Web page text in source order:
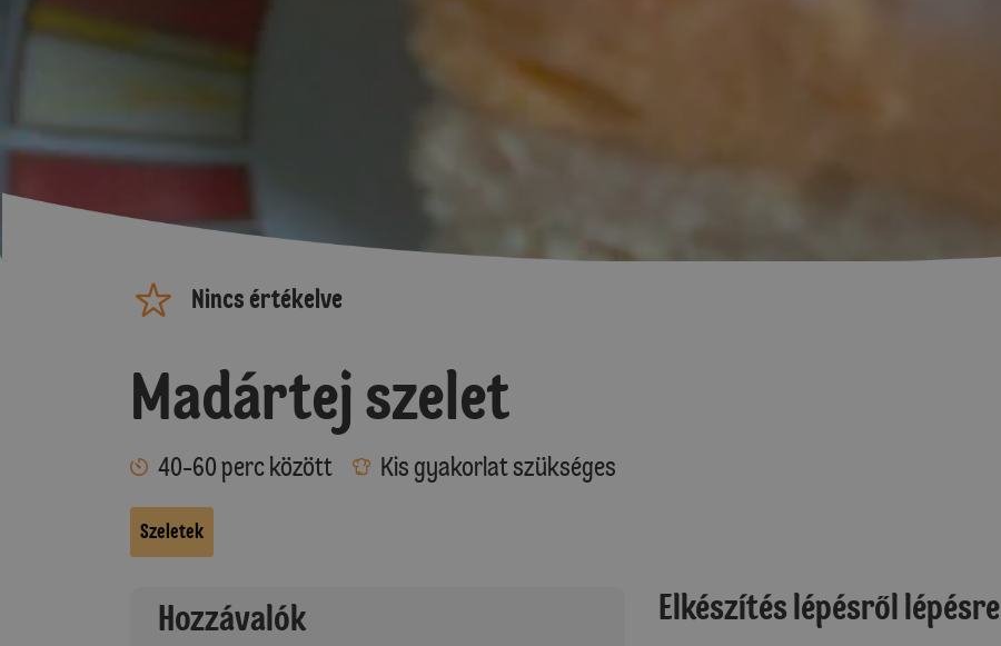
Nincs értékelve
Madártej szelet
40-60 perc között Kis gyakorlat szükséges
Szeletek
Hozzávalók Elkészítés lépésről lépésre